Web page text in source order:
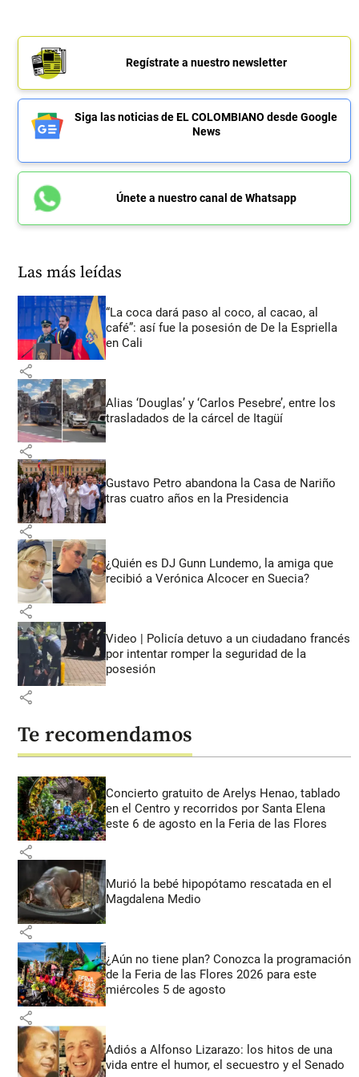
Regístrate a nuestro newsletter
Siga las noticias de EL COLOMBIANO desde Google
News
Únete a nuestro canal de Whatsapp
Las más leídas
“La coca dará paso al coco, al cacao, al
café”: así fue la posesión de De la Espriella
en Cali
share
Alias ‘Douglas’ y ‘Carlos Pesebre’, entre los
trasladados de la cárcel de Itagüí
share
Gustavo Petro abandona la Casa de Nariño
tras cuatro años en la Presidencia
share
¿Quién es DJ Gunn Lundemo, la amiga que
recibió a Verónica Alcocer en Suecia?
share
Video | Policía detuvo a un ciudadano francés
por intentar romper la seguridad de la
posesión
share
Te recomendamos
Concierto gratuito de Arelys Henao, tablado
en el Centro y recorridos por Santa Elena
este 6 de agosto en la Feria de las Flores
share
Murió la bebé hipopótamo rescatada en el
Magdalena Medio
share
¿Aún no tiene plan? Conozca la programación
de la Feria de las Flores 2026 para este
miércoles 5 de agosto
share
Adiós a Alfonso Lizarazo: los hitos de una
vida entre el humor, el secuestro y el Senado